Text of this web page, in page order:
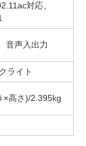
対応、
音声入出力
ライト
×高さ)/2.395kg